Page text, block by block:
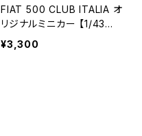
FIAT 500 CLUB ITALIA オ
リジナルミニカー 【1/43／
ネイビー】
¥3,300